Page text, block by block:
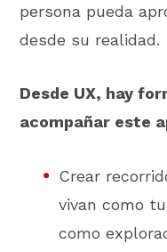
persona pueda
desde su realidad.
Desde UX, hay
acompañar este
Crear
vivan como
como